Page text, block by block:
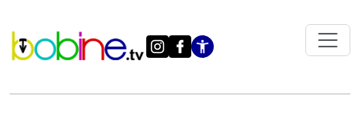
contenuto
Apri le